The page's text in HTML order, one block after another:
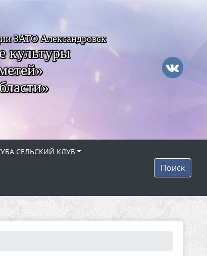
ЗАТО Александровск
культуры
СЕЛЬСКИЙ КЛУБ
Поиск